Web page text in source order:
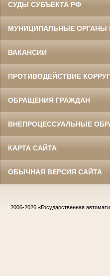
СУДЫ СУБЪЕКТА РФ
МУНИЦИПАЛЬНЫЕ ОРГАНЫ
ВАКАНСИИ
ПРОТИВОДЕЙСТВИЕ
ОБРАЩЕНИЯ ГРАЖДАН
ВНЕПРОЦЕССУАЛЬНЫЕ
КАРТА САЙТА
ОБЫЧНАЯ ВЕРСИЯ САЙТА
2006-2026 «Государственная